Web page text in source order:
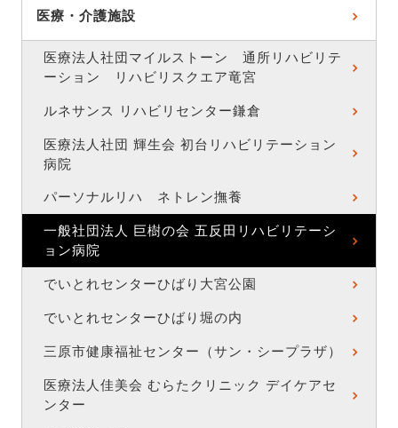
医療・介護施設
医療法人社団マイルストーン 通所リハビリテ
ーション リハビリスクエア竜宮
ルネサンス リハビリセンター鎌倉
医療法人社団 輝生会 初台リハビリテーション
病院
パーソナルリハ ネトレン撫養
一般社団法人 巨樹の会 五反田リハビリテーシ
ョン病院
でいとれセンターひばり大宮公園
でいとれセンターひばり堀の内
三原市健康福祉センター（サン・シープラザ）
医療法人佳美会 むらたクリニック デイケアセ
ンター